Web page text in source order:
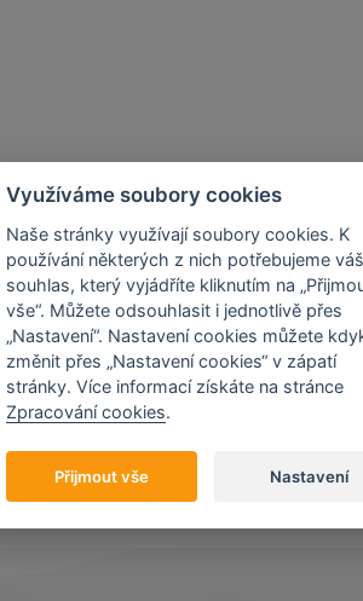
Využíváme soubory cookies
Naše stránky využívají soubory cookies. K
používání některých z nich potřebujeme váš
souhlas, který vyjádříte kliknutím na
vše“. Můžete odsouhlasit i jednotlivě přes
„Nastavení“. Nastavení cookies můžete
změnit přes „Nastavení cookies“ v zápatí
stránky. Více informací získáte na stránce
Zpracování cookies.
Přijmout vše Nastavení